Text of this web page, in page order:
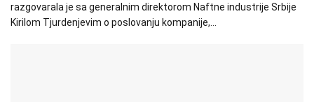
razgovarala je sa generalnim direktorom Naftne industrije Srbije
Kirilom Tjurdenjevim o poslovanju kompanije,...